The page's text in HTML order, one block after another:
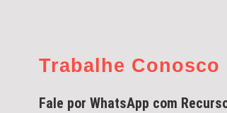
Trabalhe Conosco
Fale por WhatsApp com